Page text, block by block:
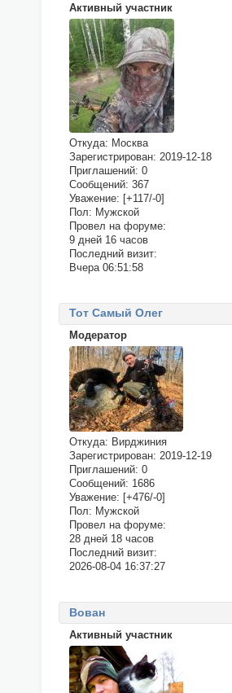
Активный участник
Откуда: Москва
Зарегистрирован: 2019-12-18
Приглашений: 0
Сообщений: 367
Уважение: [+117/-0]
Пол: Мужской
Провел на форуме:
9 дней 16 часов
Последний визит:
Вчера 06:51:58
Тот Самый Олег
Модератор
Откуда: Вирджиния
Зарегистрирован: 2019-12-19
Приглашений: 0
Сообщений: 1686
Уважение: [+476/-0]
Пол: Мужской
Провел на форуме:
28 дней 18 часов
Последний визит:
2026-08-04 16:37:27
Вован
Активный участник